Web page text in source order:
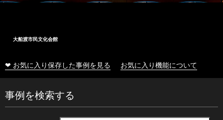
大船渡市民文化会館
❤ お気に入り保存した事例を見る お気に入り機能について
事例を検索する